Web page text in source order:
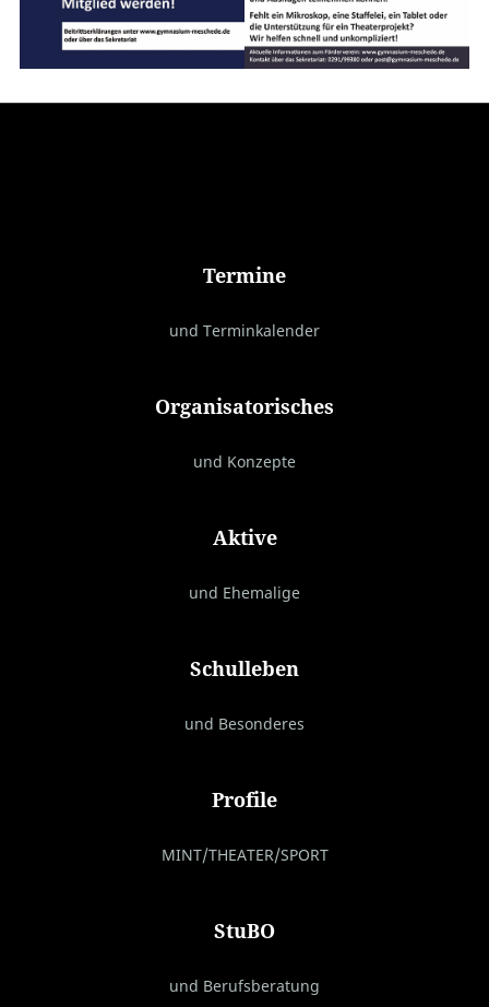
Termine
und Terminkalender
Organisatorisches
und Konzepte
Aktive
und Ehemalige
Schulleben
und Besonderes
Profile
MINT/THEATER/SPORT
StuBO
und Berufsberatung